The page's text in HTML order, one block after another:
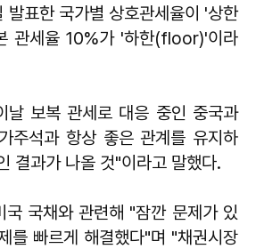
표한 국가별 상호관세율이 '상한
관세율 10%가 '하한(floor)'이라
날 보복 관세로 대응 중인 중국과
주석과 항상 좋은 관계를 유지하
결과가 나올 것"이라고 말했다.
국 국채와 관련해 "잠깐 문제가 있
를 빠르게 해결했다"며 "채권시장